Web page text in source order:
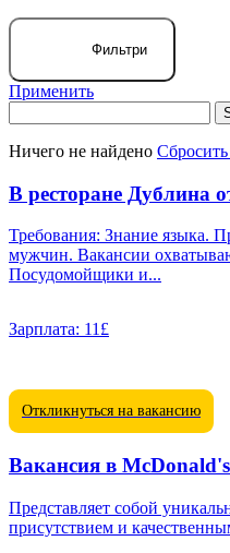
Фильтри
Применить
Ничего не найдено
В ресторане Дублина
Требования: Знание языка.
мужчин. Вакансии охватывают широкий спектр обязанностей: Администратор, Официант/официантка, Бармены, Повар, Кухонные работники, Горничная, Носильщик, Швейцар, Уборщики,
Посудомойщики и...
Зарплата: 11£
Откликнуться на вакансию
Вакансия в
Представляет собой
присутствием и